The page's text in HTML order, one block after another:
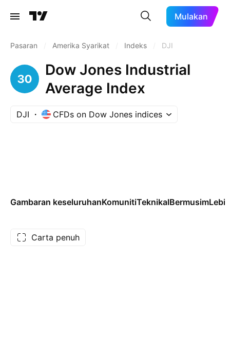
Mulakan
Pasaran Amerika Syarikat Indeks DJI
Dow Jones Industrial
Average Index
DJI CFDs on Dow Jones indices
Gambaran keseluruhanKomunitiTeknikalBermusimLebih
Carta penuh